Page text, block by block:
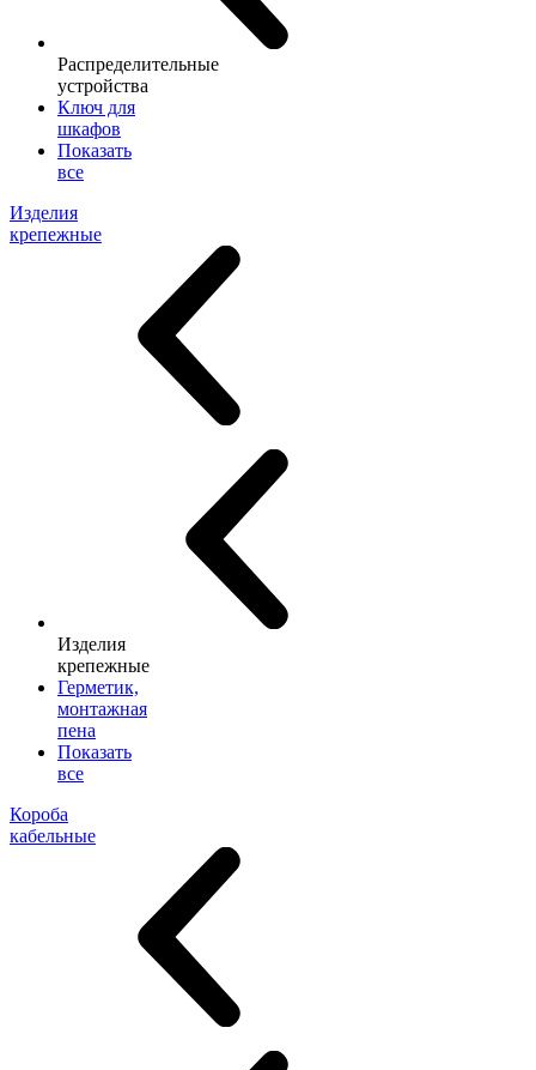
Распределительные
устройства
Ключ для
шкафов
Показать
все
Изделия
крепежные
Изделия
крепежные
Герметик,
монтажная
пена
Показать
все
Короба
кабельные